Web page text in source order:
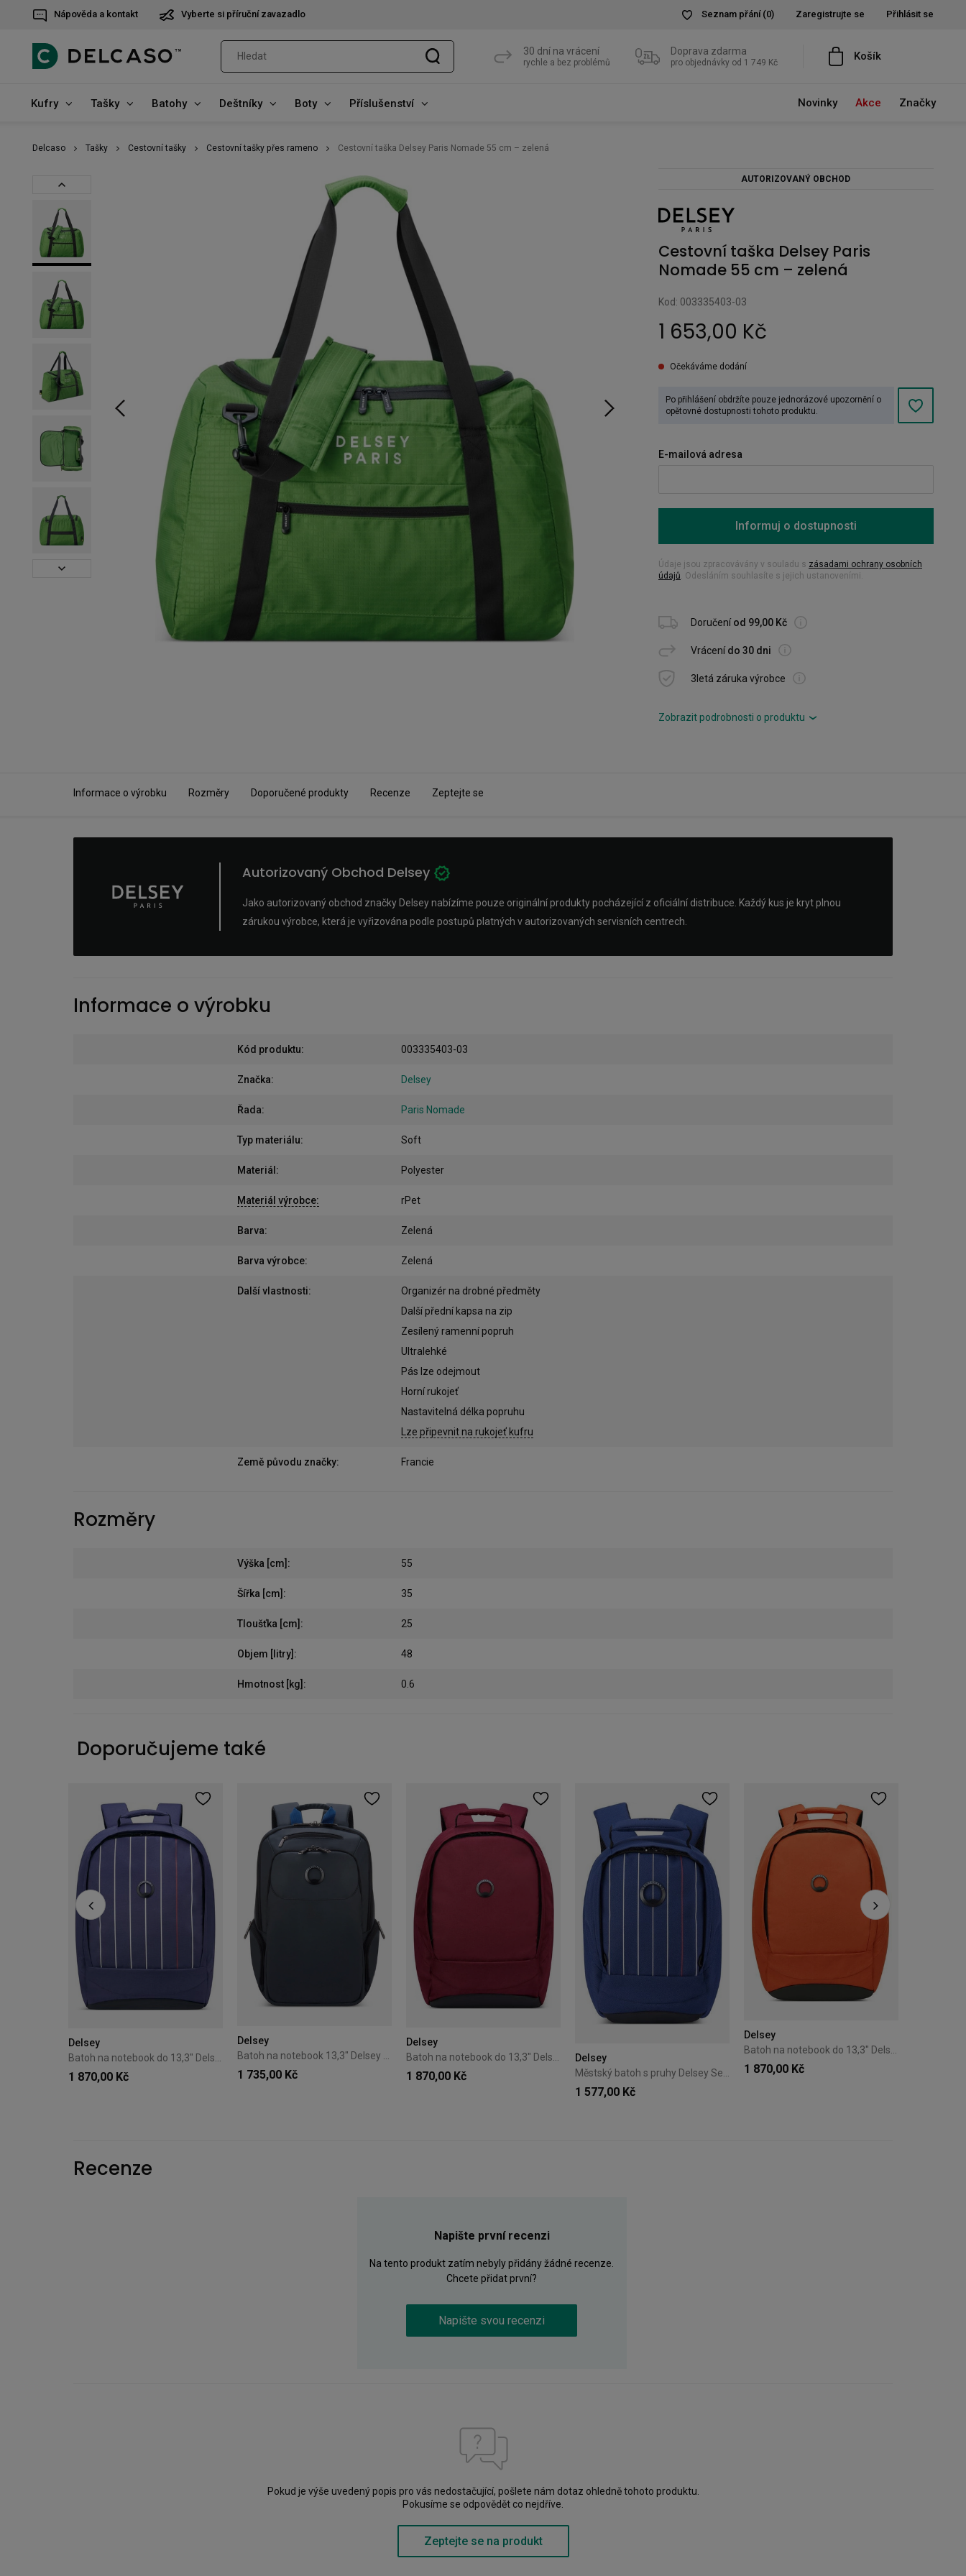
Nápověda a kontakt Vyberte si příruční zavazadlo Seznam přání (0) Zaregistrujte se Přihlásit se
30 dní na vrácení
rychle a bez problémů
Doprava zdarma
pro objednávky od 1 749 Kč Košík
Kufry Tašky Batohy Deštníky Boty Příslušenství Novinky Akce Značky
Delcaso Tašky Cestovní tašky Cestovní tašky přes rameno Cestovní taška Delsey Paris Nomade 55 cm – zelená
AUTORIZOVANÝ OBCHOD
Cestovní taška Delsey Paris
Nomade 55 cm – zelená
Kod: 003335403-03
1 653,00 Kč
Očekáváme dodání
Po přihlášení obdržíte pouze jednorázové upozornění o
opětovné dostupnosti tohoto produktu.
E-mailová adresa
Informuj o dostupnosti
Údaje jsou zpracovávány v souladu s zásadami ochrany osobních
údajů. Odesláním souhlasíte s jejich ustanoveními.
Doručení od 99,00 Kč
Vrácení do 30 dni
3letá záruka výrobce
Zobrazit podrobnosti o produktu ›
Informace o výrobku Rozměry Doporučené produkty Recenze Zeptejte se
Autorizovaný Obchod Delsey
Jako autorizovaný obchod značky Delsey nabízíme pouze originální produkty pocházející z oficiální distribuce. Každý kus je kryt plnou
zárukou výrobce, která je vyřizována podle postupů platných v autorizovaných servisních centrech.
Informace o výrobku
Kód produktu: 003335403-03
Značka: Delsey
Řada: Paris Nomade
Typ materiálu: Soft
Materiál : Polyester
Materiál výrobce: rPet
Barva: Zelená
Barva výrobce: Zelená
Další vlastnosti:
Organizér na drobné předměty
Další přední kapsa na zip
Zesílený ramenní popruh
Ultralehké
Pás lze odejmout
Horní rukojeť
Nastavitelná délka popruhu
Lze připevnit na rukojeť kufru
Země původu značky: Francie
Rozměry
Výška [cm] : 55
Šířka [cm] : 35
Tloušťka [cm] : 25
Objem [litry] : 48
Hmotnost [kg] : 0.6
Doporučujeme také
Delsey
Batoh na notebook do 13,3" Delsey Securban Modrý s pruhy
1 870,00 Kč
Delsey
1 735,00 Kč
Delsey
1 870,00 Kč
Delsey
1 577,00 Kč
Delsey
1 870,00 Kč
Recenze
Napište první recenzi
Na tento produkt zatím nebyly přidány žádné recenze.
Chcete přidat první?
Napište svou recenzi
Pokud je výše uvedený popis pro vás nedostačující, pošlete nám dotaz ohledně tohoto produktu.
Pokusíme se odpovědět co nejdříve.
Zeptejte se na produkt